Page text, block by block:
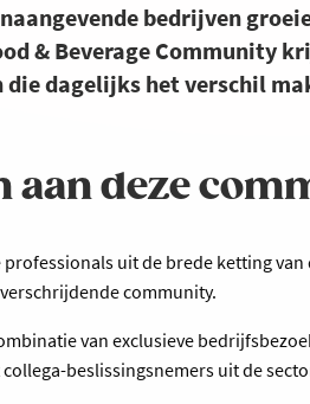
bedrijven
& Beverage Community
dagelijks het verschil
aan deze
uit de brede ketting
community.
van exclusieve
beslissingsnemers uit de